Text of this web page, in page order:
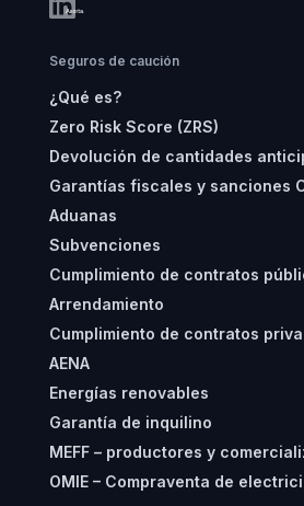
Seguros de caución
¿Qué es?
Zero Risk Score (ZRS)
Devolución de cantidades
Garantías fiscales y sanciones
Aduanas
Subvenciones
Cumplimiento de contratos
Arrendamiento
Cumplimiento de contratos
AENA
Energías renovables
Garantía de inquilino
MEFF – productores y
OMIE – Compraventa de